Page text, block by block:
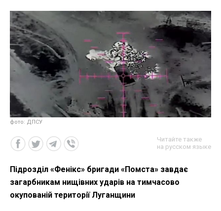
фото: ДПСУ
Читайте также
на русском языке
Підрозділ «Фенікс» бригади «Помста» завдає
загарбникам нищівних ударів на тимчасово
окупованій території Луганщини